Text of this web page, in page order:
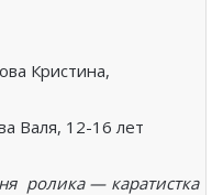
Кристина,
Валя, 12-16 лет
ролика — каратистка